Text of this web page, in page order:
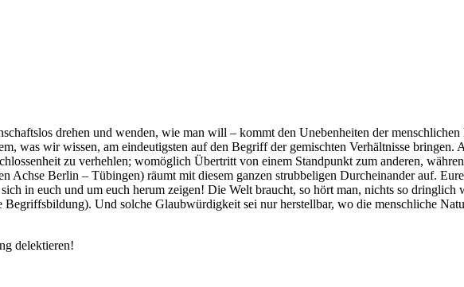
drehen und wenden, wie man will – kommt den Unebenheiten der menschlichen
was wir wissen, am eindeutigsten auf den Begriff der gemischten Verhältnisse bringen.
zu verhehlen; womöglich Übertritt von einem Standpunkt zum anderen,
Achse Berlin – Tübingen) räumt mit diesem ganzen strubbeligen Durcheinander auf.
in euch und um euch herum zeigen! Die Welt braucht, so hört man, nichts so dringlich
Und solche Glaubwürdigkeit sei nur herstellbar, wo die menschliche
delektieren!